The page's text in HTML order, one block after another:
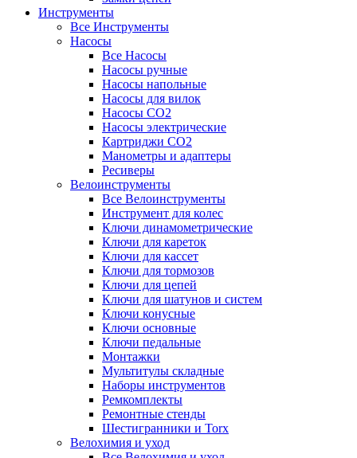
Инструменты
Все Инструменты
Насосы
Все Насосы
Насосы ручные
Насосы напольные
Насосы для вилок
Насосы CO2
Насосы электрические
Картриджи CO2
Манометры и адаптеры
Ресиверы
Велоинструменты
Все Велоинструменты
Инструмент для колес
Ключи динамометрические
Ключи для кареток
Ключи для кассет
Ключи для тормозов
Ключи для цепей
Ключи для шатунов и систем
Ключи конусные
Ключи основные
Ключи педальные
Монтажки
Мультитулы складные
Наборы инструментов
Ремкомплекты
Ремонтные стенды
Шестигранники и Torx
Велохимия и уход